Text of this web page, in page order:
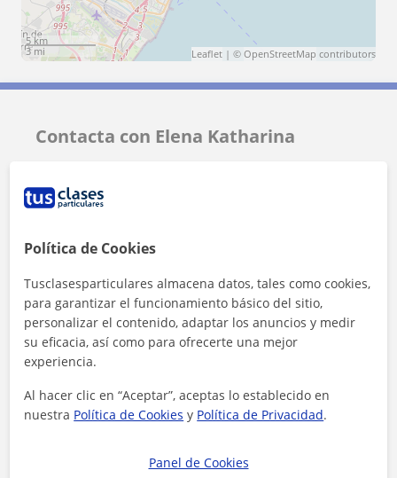
5 km
3 mi
Leaflet | © OpenStreetMap contributors
Contacta con Elena Katharina
Tarifa
Política de Cookies
Tusclasesparticulares almacena datos, tales como cookies,
para garantizar el funcionamiento básico del sitio,
personalizar el contenido, adaptar los anuncios y medir
su eficacia, así como para ofrecerte una mejor
experiencia.
Al hacer clic en “Aceptar”, aceptas lo establecido en
nuestra Política de Cookies y Política de Privacidad.
Panel de Cookies